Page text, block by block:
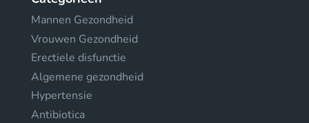
Mannen Gezondheid
Vrouwen Gezondheid
Erectiele disfunctie
Algemene gezondheid
Hypertensie
Antibiotica